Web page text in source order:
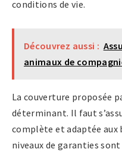
conditions de vie.
Découvrez aussi :
animaux de
La couverture proposée
déterminant. Il faut
complète et adaptée aux
niveaux de garanties